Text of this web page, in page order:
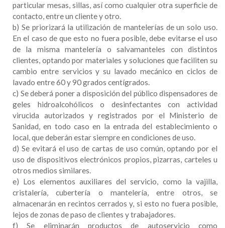
particular mesas, sillas, así como cualquier otra superficie de
contacto, entre un cliente y otro.
b) Se priorizará la utilización de mantelerías de un solo uso.
En el caso de que esto no fuera posible, debe evitarse el uso
de la misma mantelería o salvamanteles con distintos
clientes, optando por materiales y soluciones que faciliten su
cambio entre servicios y su lavado mecánico en ciclos de
lavado entre 60 y 90 grados centígrados.
c) Se deberá poner a disposición del público dispensadores de
geles hidroalcohólicos o desinfectantes con actividad
virucida autorizados y registrados por el Ministerio de
Sanidad, en todo caso en la entrada del establecimiento o
local, que deberán estar siempre en condiciones de uso.
d) Se evitará el uso de cartas de uso común, optando por el
uso de dispositivos electrónicos propios, pizarras, carteles u
otros medios similares.
e) Los elementos auxiliares del servicio, como la vajilla,
cristalería, cubertería o mantelería, entre otros, se
almacenarán en recintos cerrados y, si esto no fuera posible,
lejos de zonas de paso de clientes y trabajadores.
f) Se eliminarán productos de autoservicio como